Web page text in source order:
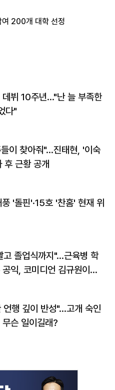
여 200개 대학 선정
데뷔 10주년…"난 늘 부족한
다"
이 찾아줘"…진태현, '이숙
후 근황 공개
'돌핀'·15호 '찬홈' 현재 위
고 졸업식까지"…근육병 학
익, 코미디언 김규원이었
언행 깊이 반성"…고개 숙인
슨 일이길래?